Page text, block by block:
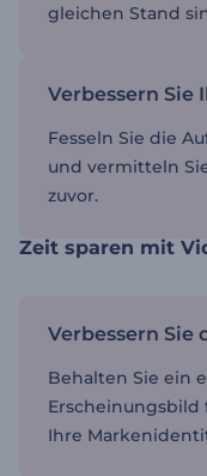
gleichen Stand
Verbessern
Fesseln Sie die
und vermitteln
zuvor.
Zeit sparen mit
Verbessern Sie
Behalten Sie ein
Erscheinungsbild
Ihre